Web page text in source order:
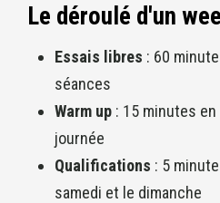
Le déroulé d'un
Essais libres : 60
séances
Warm up : 15 minutes
journée
Qualifications : 5
samedi et le dimanche